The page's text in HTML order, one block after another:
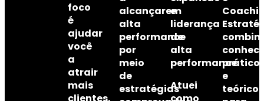
foco
é
ajudar
você
a
atrair
mais
alcançarem
alta
performance
por
meio
de
estratégias
e
liderança
de
alta
performance.
Atuei
prático
e
teórico